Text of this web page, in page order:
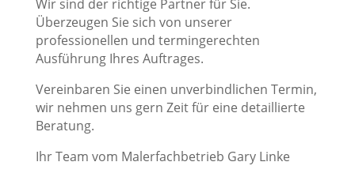
Wir sind der richtige Partner für Sie.
Überzeugen Sie sich von unserer
professionellen und termingerechten
Ausführung Ihres Auftrages.
Vereinbaren Sie einen unverbindlichen Termin,
wir nehmen uns gern Zeit für eine detaillierte
Beratung.
Ihr Team vom Malerfachbetrieb Gary Linke